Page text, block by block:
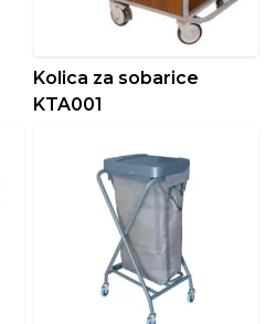
Kolica za sobarice
KTA001